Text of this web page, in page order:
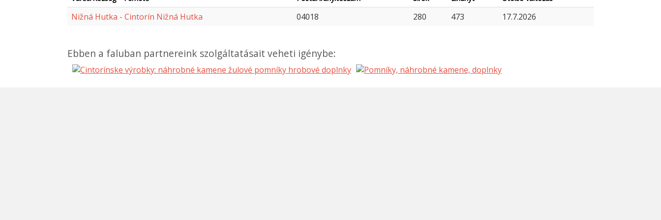
Nižná Hutka - Cintorín Nižná Hutka 04018 280 473 17.7.2026
Ebben a faluban partnereink szolgáltatásait veheti igénybe: